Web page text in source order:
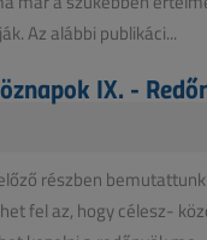
Az alábbi publikáci...
IX. -
részben
fel az, hogy célesz-